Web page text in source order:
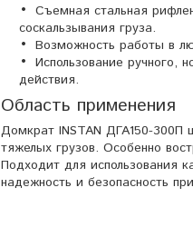
Съемная стальная
соскальзывания груза.
Возможность работы в
Использование ручного,
действия.
Область применения
Домкрат INSTAN ДГА150-300П
тяжелых грузов. Особенно
Подходит для использования
надежность и безопасность